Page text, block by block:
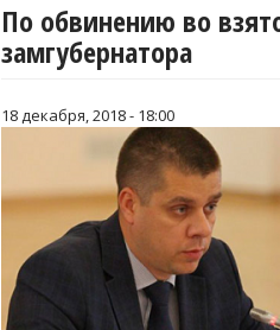
По обвинению во
замгубернатора
18 декабря, 2018 - 18:00